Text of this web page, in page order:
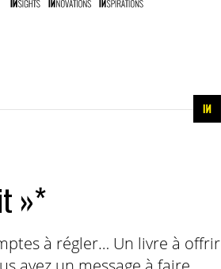
»*
à régler… Un livre à offrir